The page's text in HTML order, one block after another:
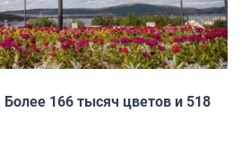
166 тысяч цветов и 518